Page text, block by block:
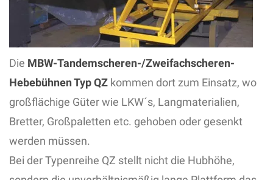
Die MBW-Tandemscheren-/Zweifachscheren-
Hebebühnen Typ QZ kommen dort zum Einsatz, wo
großflächige Güter wie LKW´s, Langmaterialien,
Bretter, Großpaletten etc. gehoben oder gesenkt
werden müssen.
Bei der Typenreihe QZ stellt nicht die Hubhöhe,